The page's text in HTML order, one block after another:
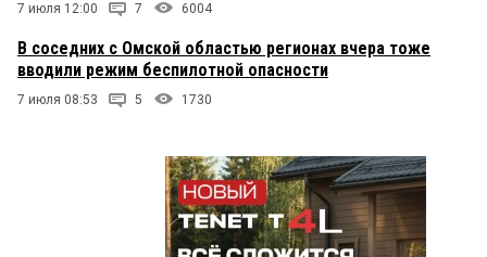
7 июля 12:00 7 6004
В соседних с Омской областью регионах вчера тоже
вводили режим беспилотной опасности
7 июля 08:53 5 1730